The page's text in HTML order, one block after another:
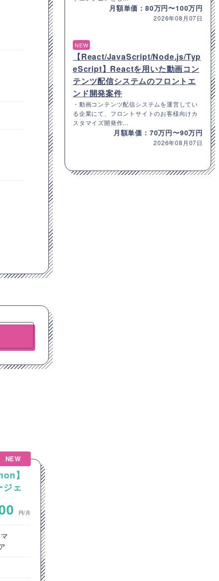
NEW
】
ェ
円/月
月額単価：80万円〜100万円
2026年08月07日
NEW
【React/JavaScript/Node.js/Typ
eScript】Reactを用いた動画コン
テンツ配信システムのフロントエ
ンド開発案件
・動画コンテンツ配信システムを運営してい
る企業にて、フロントサイトのお客様向けカ
スタマイズ開発作...
月額単価：70万円〜90万円
2026年08月07日